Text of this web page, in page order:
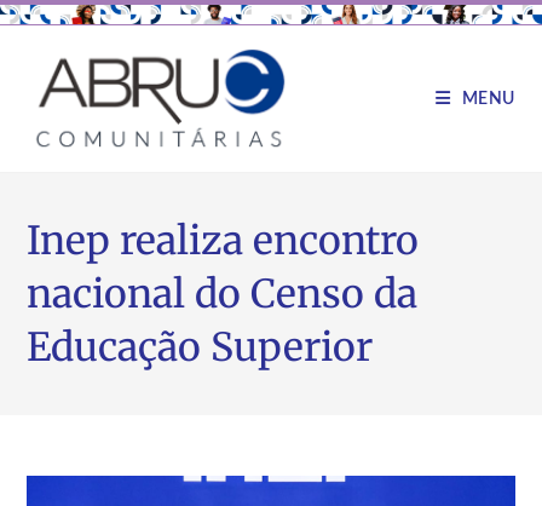
MENU
Inep realiza encontro
nacional do Censo da
Educação Superior